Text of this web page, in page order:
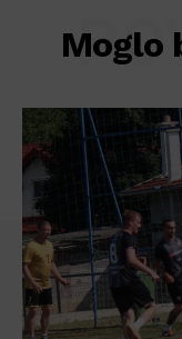
Moglo